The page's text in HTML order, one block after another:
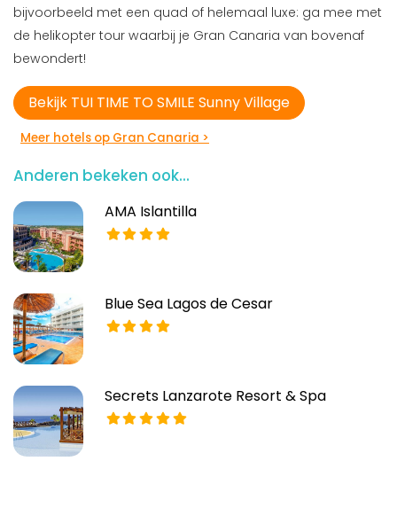
bijvoorbeeld met een quad of helemaal luxe: ga mee met
de helikopter tour waarbij je Gran Canaria van bovenaf
bewondert!
Bekijk TUI TIME TO SMILE Sunny Village
Meer hotels op Gran Canaria >
Anderen bekeken ook...
AMA Islantilla
Blue Sea Lagos de Cesar
Secrets Lanzarote Resort & Spa